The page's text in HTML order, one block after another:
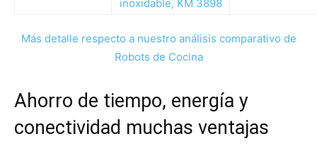
Más detalle respecto a nuestro análisis comparativo de
Robots de Cocina
Ahorro de tiempo, energía y
conectividad muchas ventajas